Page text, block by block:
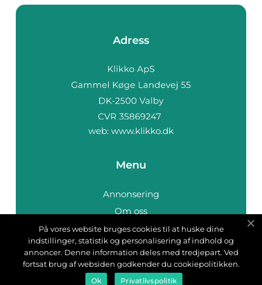
Adress
web: www.klikko.dk
Menu
Annonsering
Om oss
Cookies
Kontakta oss
Sitemap
På vores website bruges cookies til at huske dine
indstillinger, statistik og personalisering af indhold og
annoncer. Denne information deles med tredjepart. Ved
fortsat brug af websiden godkender du cookiepolitikken.
Ok Privatlivspolitik